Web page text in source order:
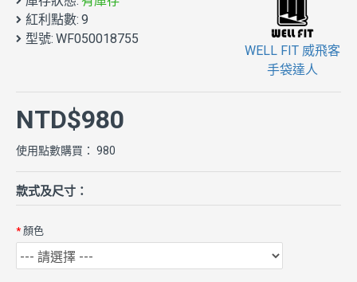
紅利點數: 9
型號: WF050018755
WELL FIT 威飛客
手袋達人
NTD$980
使用點數購買： 980
款式及尺寸：
顏色